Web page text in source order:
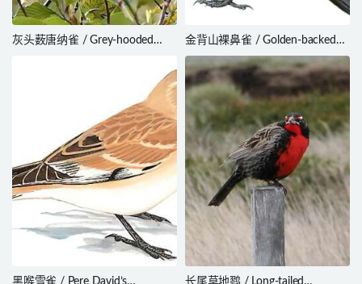
灰头薮唐纳雀 / Grey-hooded
金背山裸鼻雀 / Golden-backed
Mountain Tanager /
Cnemathraupis aureodorsalis